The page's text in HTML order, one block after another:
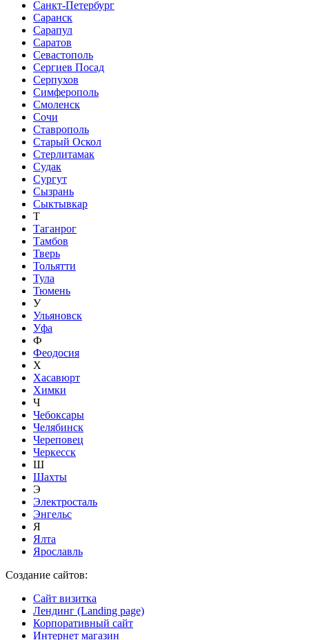
Санкт-Петербург
Саранск
Сарапул
Саратов
Севастополь
Сергиев Посад
Серпухов
Симферополь
Смоленск
Сочи
Ставрополь
Старый Оскол
Стерлитамак
Судак
Сургут
Сызрань
Сыктывкар
Т
Таганрог
Тамбов
Тверь
Тольятти
Тула
Тюмень
У
Ульяновск
Уфа
Ф
Феодосия
Х
Хасавюрт
Химки
Ч
Чебоксары
Челябинск
Череповец
Черкесск
Ш
Шахты
Э
Электросталь
Энгельс
Я
Ялта
Ярославль
Создание сайтов:
Сайт визитка
Лендинг (Landing page)
Корпоративный сайт
Интернет магазин